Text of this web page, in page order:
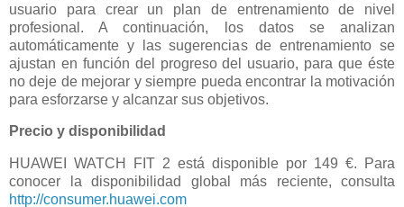
usuario para crear un plan de entrenamiento de nivel
profesional. A continuación, los datos se analizan
automáticamente y las sugerencias de entrenamiento se
ajustan en función del progreso del usuario, para que éste
no deje de mejorar y siempre pueda encontrar la motivación
para esforzarse y alcanzar sus objetivos.
Precio y disponibilidad
HUAWEI WATCH FIT 2 está disponible por 149 €. Para
conocer la disponibilidad global más reciente, consulta
http://consumer.huawei.com